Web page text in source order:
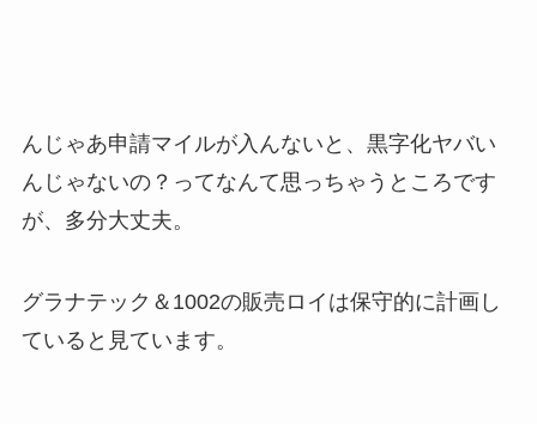
んじゃあ申請マイルが入んないと、黒字化ヤバい
んじゃないの？ってなんて思っちゃうところです
が、多分大丈夫。
グラナテック＆1002の販売ロイは保守的に計画し
ていると見ています。